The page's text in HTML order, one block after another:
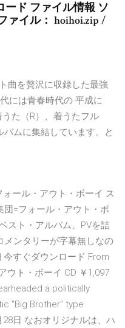
ード ファイル情報 ソ
ァイル： hoihoi.zip /
曲を贅沢に収録した最強
には青春時代の 平成に
た（R）、着うたフル
バムに集結しています。と
ール・アウト・ボーイ ス
団=フォール・アウト・ボ
スト・アルバム、PVを詰
メンタリーが字幕無しなの
すぐダウンロード From
ウト・ボーイ CD ￥1,097
a politically
"Big Brother" type
日 なおオリジナルは、ハ